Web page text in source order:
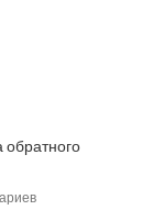
обратного